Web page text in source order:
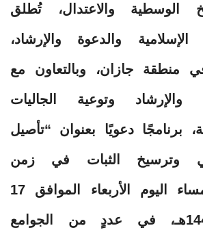
الوسطية والاعتدال، تُطلق
والدعوة والإرشاد،
منطقة جازان، وبالتعاون مع
وتوعية الجاليات
برنامجًا دعويًا بعنوان “تأصيل
وترسيخ الثبات في زمن
الفتن”، وذلك مساء اليوم الأربعاء الموافق 17
ذي الحجة 1447هـ، في عددٍ من الجوامع